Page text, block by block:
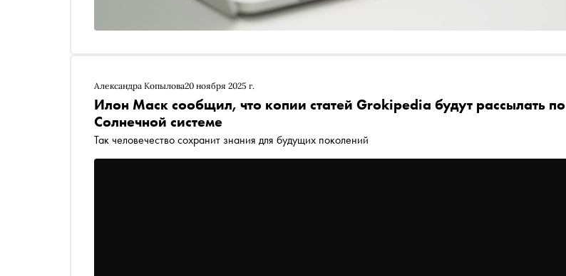
Александра Копылова20 ноября 2025 г.
Илон Маск сообщил, что копии статей Grokipedia будут рассылать по
Солнечной системе
Так человечество сохранит знания для будущих поколений